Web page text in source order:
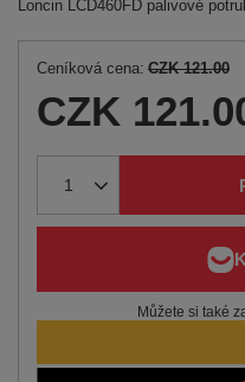
Loncin LCD460FD palivové
Ceníková cena: CZK 121.00
CZK
Můžete si také